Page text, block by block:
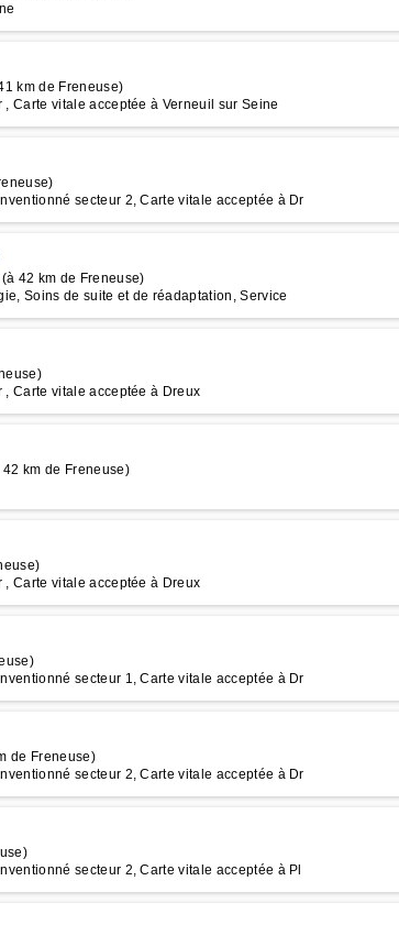
km de Freneuse)
Carte vitale acceptée à Verneuil sur Seine
secteur 2, Carte vitale acceptée à Dr
42 km de Freneuse)
Soins de suite et de réadaptation, Service
Carte vitale acceptée à Dreux
km de Freneuse)
Carte vitale acceptée à Dreux
secteur 1, Carte vitale acceptée à Dr
de Freneuse)
secteur 2, Carte vitale acceptée à Dr
secteur 2, Carte vitale acceptée à Pl